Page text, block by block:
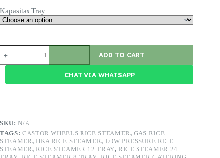
Kapasitas Tray
RICE
STEAMER
ADD TO CART
CHAT VIA WHATSAPP
SKU:N/A
TAGS: CASTOR WHEELS RICE STEAMER,GAS RICE
STEAMER, HKA RICE STEAMER, LOW PRESSURE RICE
STEAMER, RICE STEAMER 12 TRAY,RICE STEAMER 24